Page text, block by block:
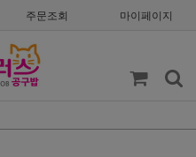
주문조회 마이페이지